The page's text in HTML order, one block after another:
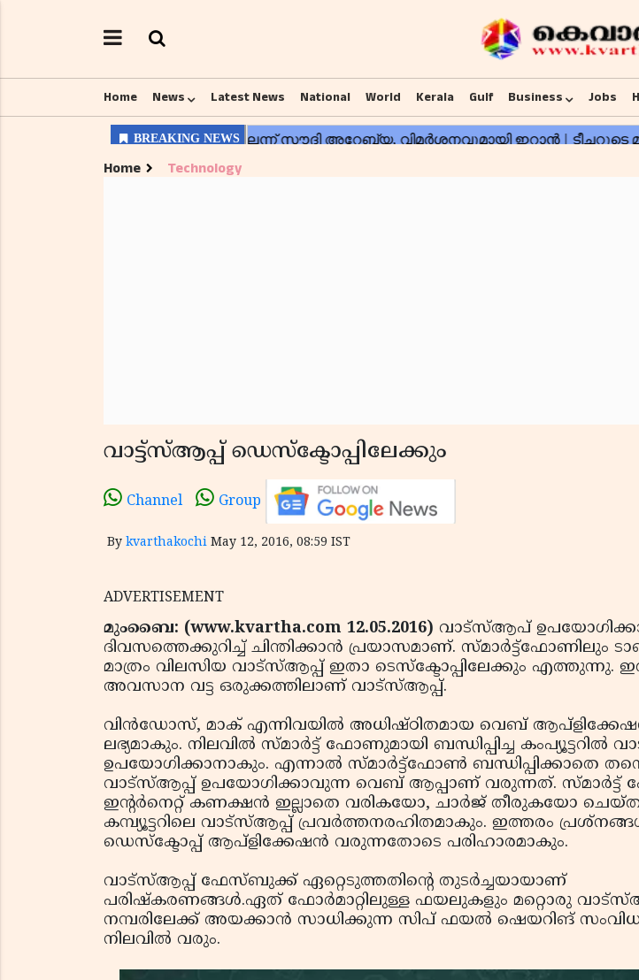
Home News Latest News National World Kerala Gulf Business Jobs
Home Technology
വാട്ട്‌സ്ആപ്പ് ഡെസ്‌ക്ടോപ്പിലേക്കും
Channel Group
By kvarthakochi May 12, 2016, 08:59 IST
ADVERTISEMENT
മുംബൈ: (www.kvartha.com 12.05.2016) വാട്‌സ്ആപ്
ദിവസത്തെക്കുറിച്ച് ചിന്തിക്കാന്‍ പ്രയാസമാണ്. സ്മാര്‍ട്ട്‌ഫോണിലും
മാത്രം വിലസിയ വാട്‌സ്ആപ്പ് ഇതാ ടെസ്‌ക്ടോപ്പിലേക്കും എത്തുന്നു.
അവസാന വട്ട ഒരുക്കത്തിലാണ് വാട്‌സ്ആപ്പ്.
വിന്‍ഡോസ്, മാക് എന്നിവയില്‍ അധിഷ്ഠിതമായ വെബ്
ലഭ്യമാകും. നിലവില്‍ സ്മാര്‍ട്ട് ഫോണുമായി ബന്ധിപ്പിച്ച കംപ്യൂട്ടറില്‍
ഉപയോഗിക്കാനാകും. എന്നാല്‍ സ്മാര്‍ട്ട്‌ഫോണ്‍ ബന്ധിപ്പിക്കാതെ തന്നെ
വാട്‌സ്ആപ്പ് ഉപയോഗിക്കാവുന്ന വെബ് ആപ്പാണ് വരുന്നത്.
ഇന്റര്‍നെറ്റ് കണക്ഷന്‍ ഇല്ലാതെ വരികയോ, ചാര്‍ജ് തീരുകയോ
കമ്പ്യൂട്ടറിലെ വാട്‌സ്ആപ്പ് പ്രവര്‍ത്തനരഹിതമാകും. ഇത്തരം
ഡെസ്‌ക്ടോപ്പ് ആപ്‌ളിക്കേഷന്‍ വരുന്നതോടെ പരിഹാരമാകും.
വാട്‌സ്ആപ്പ് ഫേസ്ബുക്ക് ഏറ്റെടുത്തതിന്റെ തുടര്‍ച്ചയായാണ്
പരിഷ്‌കരണങ്ങള്‍.ഏത് ഫോര്‍മാറ്റിലുള്ള ഫയലുകളും മറ്റൊരു
നമ്പരിലേക്ക് അയക്കാന്‍ സാധിക്കുന്ന സിപ് ഫയല്‍ ഷെയറിങ്
നിലവില്‍ വരും.